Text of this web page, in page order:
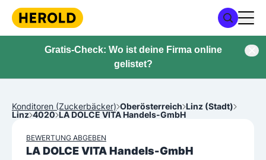
Gratis-Check: Wo ist deine Firma online
gelistet?
Konditoren (Zuckerbäcker) Oberösterreich Linz (Stadt)
Linz 4020 LA DOLCE VITA Handels-GmbH
BEWERTUNG ABGEBEN
LA DOLCE VITA Handels-GmbH